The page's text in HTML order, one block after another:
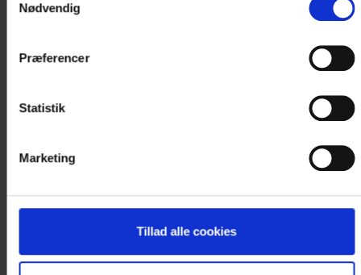
Nødvendig
Præferencer
Statistik
Marketing
Tillad alle cookies
Forplejning
Eftermiddagskaffe m. tilbehør
Middag - 2 retter
Middag - 3 retter
Natmad